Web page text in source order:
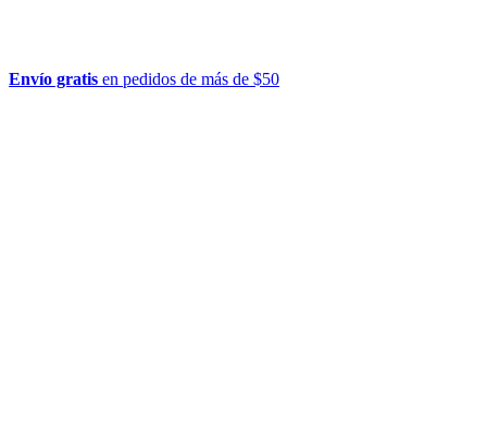
Envío gratis en pedidos de más de $50